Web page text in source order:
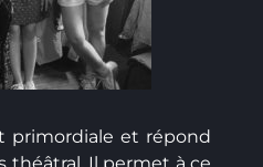
primordiale et répond